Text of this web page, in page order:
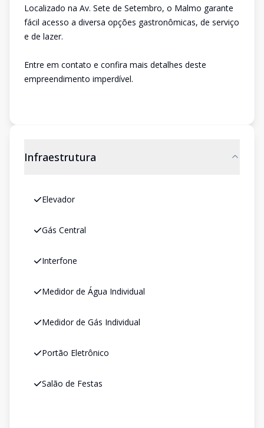
Localizado na Av. Sete de Setembro, o Malmo garante
fácil acesso a diversa opções gastronômicas, de serviço
e de lazer.
Entre em contato e confira mais detalhes deste
empreendimento imperdível.
Infraestrutura
Elevador
Gás Central
Interfone
Medidor de Água Individual
Medidor de Gás Individual
Portão Eletrônico
Salão de Festas